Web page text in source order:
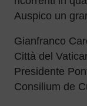
Auspico un
Gianfranco
Città del
Presidente
Consilium de